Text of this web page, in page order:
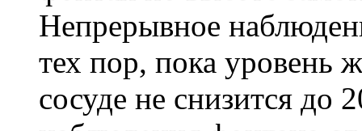
Непрерывное
тех пор, пока уровень
сосуде не снизится до